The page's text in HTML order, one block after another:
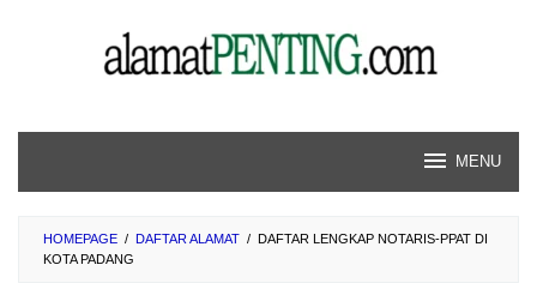
MENU
HOMEPAGE / DAFTAR ALAMAT / DAFTAR LENGKAP NOTARIS-PPAT DI
KOTA PADANG